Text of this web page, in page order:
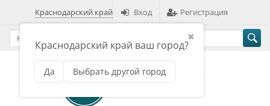
Краснодарский край
✖
Краснодарский край ваш город?
Да Выбрать другой город
Вход Регистрация